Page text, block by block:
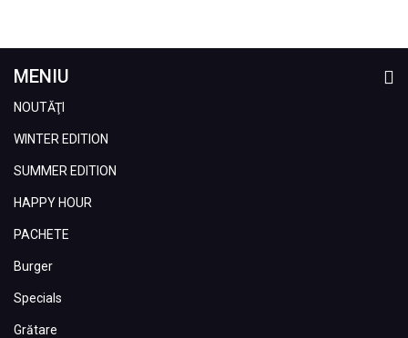
MENIU
NOUTĂŢI
WINTER EDITION
SUMMER EDITION
HAPPY HOUR
PACHETE
Burger
Specials
Grătare